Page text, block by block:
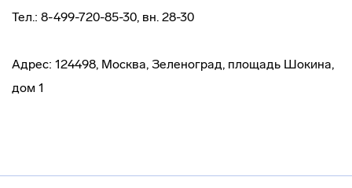
Тел.: 8-499-720-85-30, вн. 28-30
Адрес: 124498, Москва, Зеленоград, площадь Шокина,
дом 1